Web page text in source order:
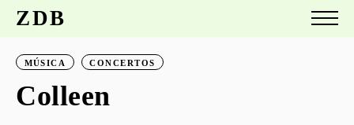
ZDB
MÚSICA CONCERTOS
Colleen